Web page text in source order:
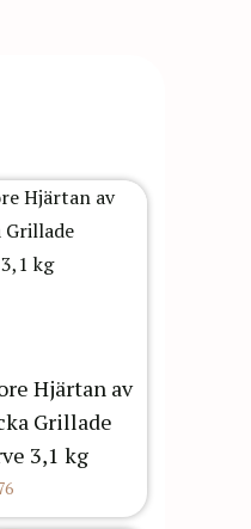
Hjärtan av
Grillade
3,1 kg